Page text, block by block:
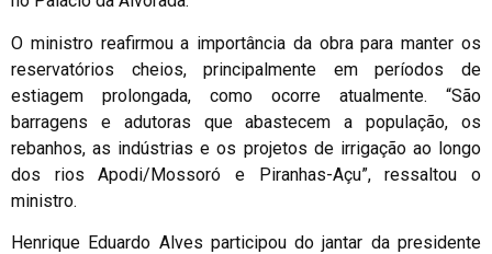
O ministro reafirmou a importância da obra para manter os
reservatórios cheios, principalmente em períodos de
estiagem prolongada, como ocorre atualmente. “São
barragens e adutoras que abastecem a população, os
rebanhos, as indústrias e os projetos de irrigação ao longo
dos rios Apodi/Mossoró e Piranhas-Açu”, ressaltou o
ministro.
Henrique Eduardo Alves participou do jantar da presidente